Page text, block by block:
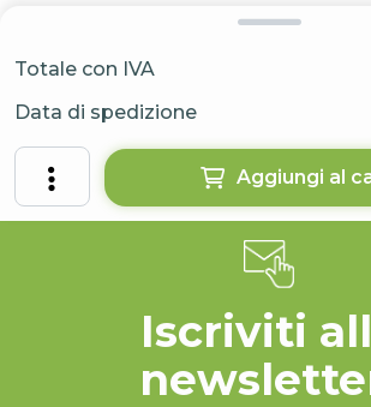
Totale con IVA
Data di spedizione
Aggiungi al
Iscriviti